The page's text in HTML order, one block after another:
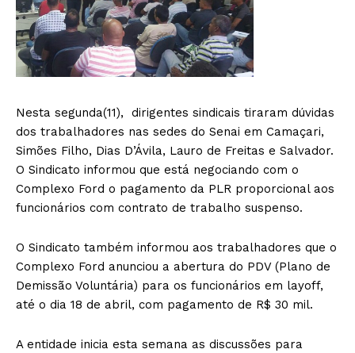
Nesta segunda(11), dirigentes sindicais tiraram dúvidas
dos trabalhadores nas sedes do Senai em Camaçari,
Simões Filho, Dias D’Ávila, Lauro de Freitas e Salvador.
O Sindicato informou que está negociando com o
Complexo Ford o pagamento da PLR proporcional aos
funcionários com contrato de trabalho suspenso.
O Sindicato também informou aos trabalhadores que o
Complexo Ford anunciou a abertura do PDV (Plano de
Demissão Voluntária) para os funcionários em layoff,
até o dia 18 de abril, com pagamento de R$ 30 mil.
A entidade inicia esta semana as discussões para